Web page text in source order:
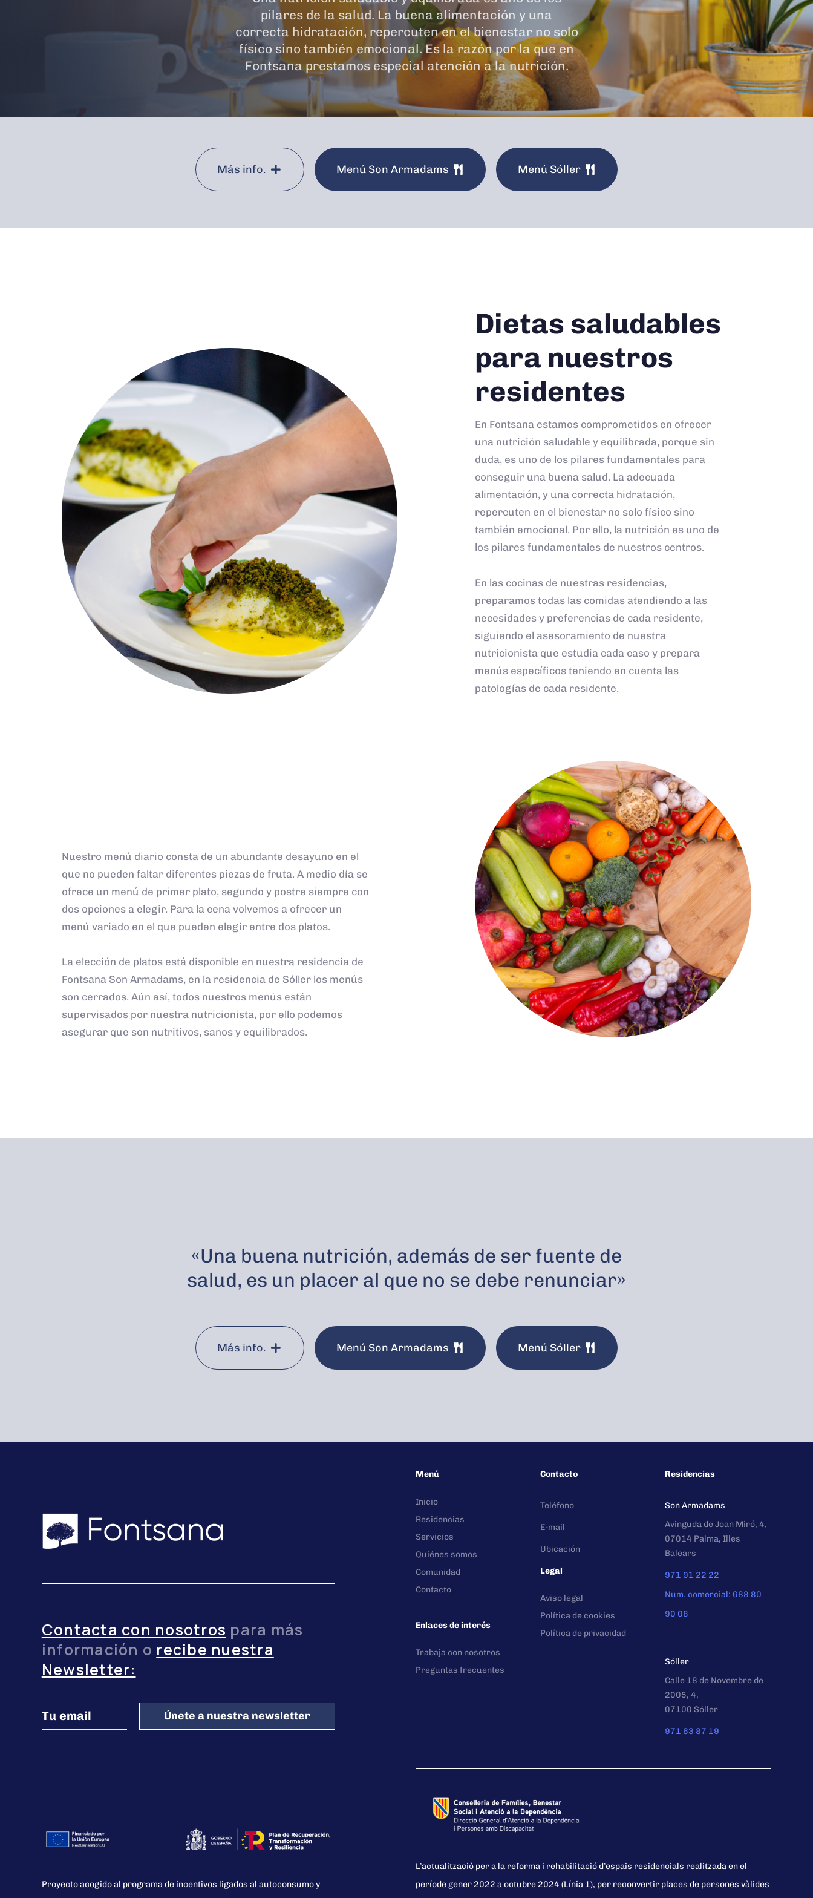
pilares de la salud. La buena alimentación y una
correcta hidratación, repercuten en el bienestar no solo
físico sino también emocional. Es la razón por la que en
Fontsana prestamos especial atención a la nutrición.
Más info. Menú Son Armadams Menú Sóller
Dietas saludables
para nuestros
residentes
En Fontsana estamos comprometidos en ofrecer
una nutrición saludable y equilibrada, porque sin
duda, es uno de los pilares fundamentales para
conseguir una buena salud. La adecuada
alimentación, y una correcta hidratación,
repercuten en el bienestar no solo físico sino
también emocional. Por ello, la nutrición es uno de
los pilares fundamentales de nuestros centros.
En las cocinas de nuestras residencias,
preparamos todas las comidas atendiendo a las
necesidades y preferencias de cada residente,
siguiendo el asesoramiento de nuestra
nutricionista que estudia cada caso y prepara
menús específicos teniendo en cuenta las
patologías de cada residente.
Nuestro menú diario consta de un abundante desayuno en el
que no pueden faltar diferentes piezas de fruta. A medio día se
ofrece un menú de primer plato, segundo y postre siempre con
dos opciones a elegir. Para la cena volvemos a ofrecer un
menú variado en el que pueden elegir entre dos platos.
La elección de platos está disponible en nuestra residencia de
Fontsana Son Armadams, en la residencia de Sóller los menús
son cerrados. Aún así, todos nuestros menús están
supervisados por nuestra nutricionista, por ello podemos
asegurar que son nutritivos, sanos y equilibrados.
«Una buena nutrición, además de ser fuente de
salud, es un placer al que no se debe renunciar»
Más info. Menú Son Armadams Menú Sóller
Contacta con nosotros para más
información o recibe nuestra
Newsletter:
Únete a nuestra newsletter
Proyecto acogido al programa de incentivos ligados al autoconsumo y
Menú
Inicio
Residencias
Servicios
Quiénes somos
Comunidad
Contacto
Enlaces de interés
Trabaja con nosotros
Preguntas frecuentes
Contacto
Teléfono
E-mail
Ubicación
Legal
Aviso legal
Política de cookies
Política de privacidad
Residencias
Son Armadams
Avinguda de Joan Miró, 4,
07014 Palma, Illes
Balears
971 91 22 22
Num. comercial: 688 80
90 08
Sóller
Calle 18 de Novembre de
2005, 4,
07100 Sóller
971 63 87 19
L’actualització per a la reforma i rehabilitació d’espais residencials realitzada en el
període gener 2022 a octubre 2024 (Línia 1), per reconvertir places de persones vàlides